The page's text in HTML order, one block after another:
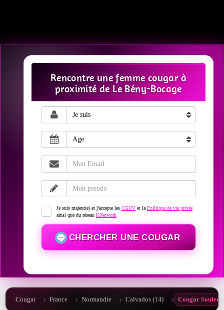
Rencontre une femme cougar à
proximité de Le Bény-Bocage
Je suis majeur(e) et j'accepte les CGUV et la Politique de vie privée
ainsi que du réseau KNetwork
CHERCHER UNE COUGAR
Cougar France Normandie Calvados (14) Cougar